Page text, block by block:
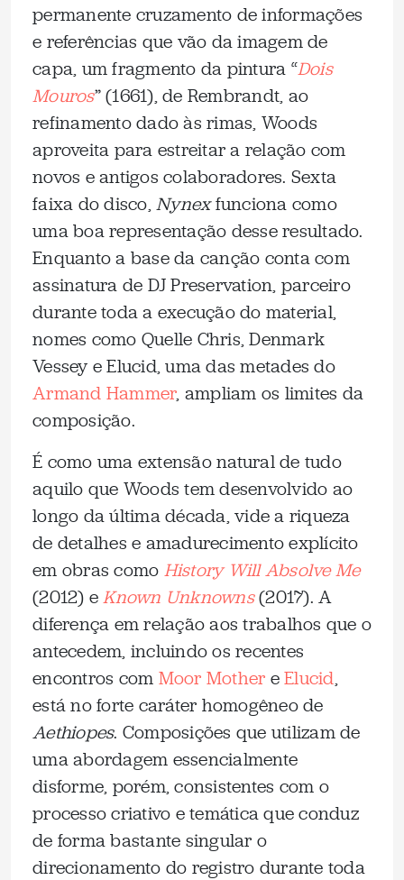
permanente cruzamento de informações
e referências que vão da imagem de
capa, um fragmento da pintura “Dois
Mouros” (1661), de Rembrandt, ao
refinamento dado às rimas, Woods
aproveita para estreitar a relação com
novos e antigos colaboradores. Sexta
faixa do disco,Nynexfunciona como
uma boa representação desse resultado.
Enquanto a base da canção conta com
assinatura de DJ Preservation, parceiro
durante toda a execução do material,
nomes como Quelle Chris, Denmark
Vessey e Elucid, uma das metades do
Armand Hammer, ampliam os limites da
composição.
É como uma extensão natural de tudo
aquilo que Woods tem desenvolvido ao
longo da última década, vide a riqueza
de detalhes e amadurecimento explícito
em obras como History Will Absolve Me
(2012) eKnown Unknowns(2017). A
diferença em relação aos trabalhos que o
antecedem, incluindo os recentes
encontros com Moor Mother eElucid,
está no forte caráter homogêneo de
Aethiopes. Composições que utilizam de
uma abordagem essencialmente
disforme, porém, consistentes com o
processo criativo e temática que conduz
de forma bastante singular o
direcionamento do registro durante toda